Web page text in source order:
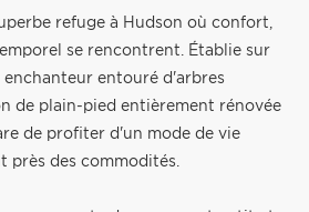
refuge à Hudson où confort,
se rencontrent. Établie sur
entouré d'arbres
de plain-pied entièrement rénovée
de profiter d'un mode de vie
près des commodités.